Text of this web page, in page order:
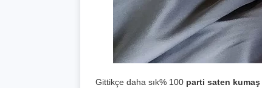
Gittikçe daha sık% 100 parti saten kumaş